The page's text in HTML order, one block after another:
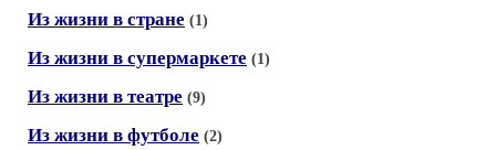
Из жизни в стране (1)
Из жизни в супермаркете (1)
Из жизни в театре (9)
Из жизни в футболе (2)